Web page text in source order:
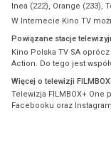
Inea (222), Orange (233),
W Internecie Kino TV
Powiązane stacje
Kino Polska TV SA
Action. Do tego jest
Więcej o telewizji
Telewizja FILMBOX+
Facebooku oraz